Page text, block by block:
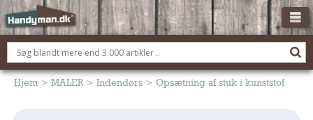
OM HANDYMAN.DK
FÅ 3 TILBUD
Hjem > MALER > Indendørs > Opsætning af stuk i kunststof